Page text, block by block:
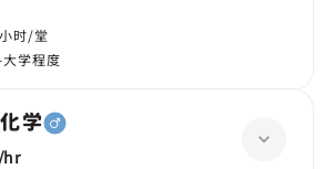
时/堂
学程度
学
/hr